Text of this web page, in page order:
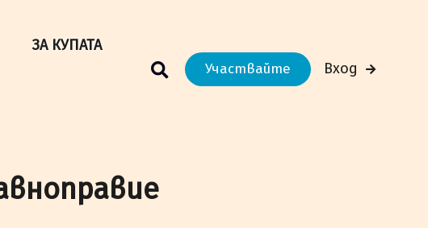
ЗА КУПАТА
Участвайте Вход